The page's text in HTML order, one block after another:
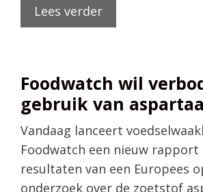
Lees verder
Foodwatch wil
gebruik van
Vandaag lanceert
Foodwatch een nieuw rapport
resultaten van een Europees
onderzoek over de zoetstof